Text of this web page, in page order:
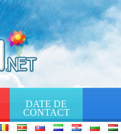
DATE DE
CONTACT